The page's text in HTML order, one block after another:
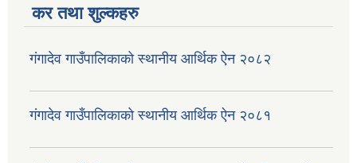
कर तथा शुल्कहरु
गंगादेव गाउँपालिकाको स्थानीय आर्थिक ऐन २०८२
गंगादेव गाउँपालिकाको स्थानीय आर्थिक ऐन २०८१